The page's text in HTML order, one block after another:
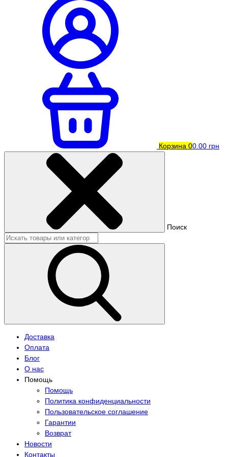
Корзина 00.00 грн
Поиск
Доставка
Оплата
Блог
О нас
Помощь
Помощь
Политика конфиденциальности
Пользовательское соглашение
Гарантии
Возврат
Новости
Контакты